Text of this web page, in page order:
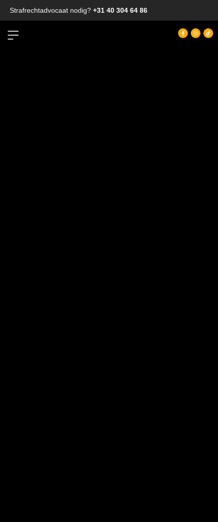
Strafrechtadvocaat nodig? +31 40 304 64 86